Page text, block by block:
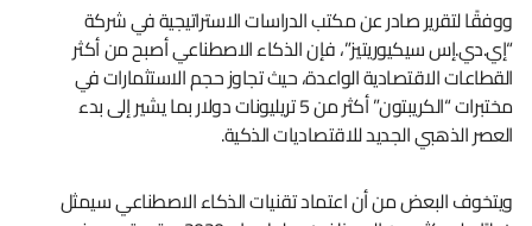
ووفقًا لتقرير صادر عن مكتب الدراسات الاستراتيجية في شركة
“إي.دي.إس سيكيوريتيز”، فإن الذكاء الاصطناعي أصبح من أكثر
القطاعات الاقتصادية الواعدة، حيث تجاوز حجم الاستثمارات في
مختبرات “الكريبتون” أكثر من 5 تريليونات دولار بما يشير إلى بدء
العصر الذهبي الجديد للاقتصاديات الذكية.
ويتخوف البعض من أن اعتماد تقنيات الذكاء الاصطناعي سيمثل